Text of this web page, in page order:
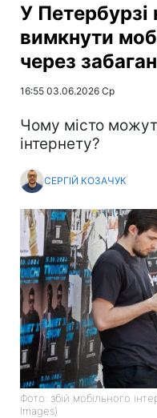
У Петербурзі
вимкнути
через
16:55 03.06.2026 Ср
Чому місто
інтернету?
СЕРГІЙ КОЗАЧУК
Фото: збій мобільного
Images)